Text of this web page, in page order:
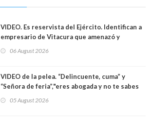
VIDEO. Es reservista del Ejército. Identifican a
empresario de Vitacura que amenazó y
al "ring raja". Se trata de Andrés Arrieta y la
06 August 2026
VIDEO de la pelea. “Delincuente, cuma” y
“Señora de feria”,"eres abogada y no te sabes
senadoras Camila Flores y Fabiola Campillai en
05 August 2026